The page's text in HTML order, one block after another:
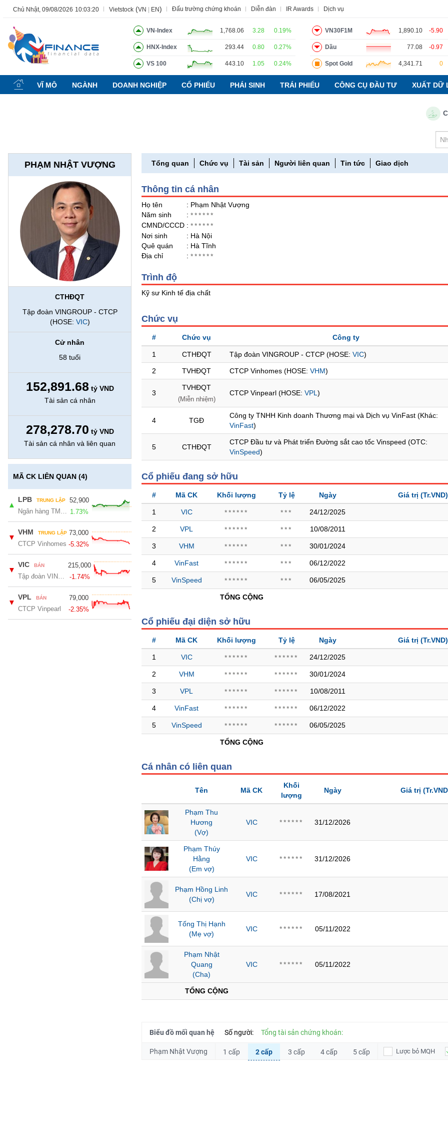
Chủ Nhật, 09/08/2026 10:03:21 Vietstock (VN EN) Đấu trường chứng khoán Diễn đàn IR Awards Dịch vụ
VN-Index 1,768.06 3.28 0.19%
HNX-Index 293.44 0.80 0.27%
VS 100 443.10 1.05 0.24%
VN30F1M 1,890.10 -5.90
Dầu 77.08 -0.97
Spot Gold 4,341.71 0
VĨ MÔ NGÀNH DOANH NGHIỆP CỔ PHIẾU PHÁI SINH TRÁI PHIẾU CÔNG CỤ ĐẦU TƯ XUẤT DỮ
Chỉ
PHẠM NHẬT VƯỢNG
CTHĐQT
Tập đoàn VINGROUP - CTCP
(HOSE: VIC)
Cử nhân
58 tuổi
152,891.68 tỷ VND
Tài sản cá nhân
278,278.70 tỷ VND
Tài sản cá nhân và liên quan
MÃ CK LIÊN QUAN (4)
▲
LPB TRUNG LẬP
Ngân hàng TMCP Lộc Phát Việt Nam
52,900
1.73%
▼
VHM TRUNG LẬP
CTCP Vinhomes
73,000
-5.32%
▼
VIC BÁN
Tập đoàn VINGROUP - CTCP
215,000
-1.74%
▼
VPL BÁN
CTCP Vinpearl
79,000
-2.35%
Tổng quan Chức vụ Tài sản Người liên quan Tin tức Giao dịch
Thông tin cá nhân
Họ tên
: Phạm Nhật Vượng
Năm sinh
:******
CMND/CCCD :******
Nơi sinh
: Hà Nội
Quê quán
: Hà Tĩnh
Địa chỉ
:******
Trình độ
Kỹ sư Kinh tế địa chất
Chức vụ
# Chức vụ Công ty
1 CTHĐQT Tập đoàn VINGROUP - CTCP (HOSE:VIC)
2 TVHĐQT CTCP Vinhomes (HOSE:VHM)
3
TVHĐQT
(Miễn nhiệm)
CTCP Vinpearl (HOSE:VPL)
4 TGĐ
Công ty TNHH Kinh doanh Thương mại và Dịch vụ VinFast (Khác:
VinFast)
5 CTHĐQT
CTCP Đầu tư và Phát triển Đường sắt cao tốc Vinspeed (OTC:
VinSpeed)
Cổ phiếu đang sở hữu
# Mã CK Khối lượng Tỷ lệ Ngày Giá trị (Tr.VND)
1 VIC ****** *** 24/12/2025
2 VPL ****** *** 10/08/2011
3 VHM ****** *** 30/01/2024
4 VinFast ****** *** 06/12/2022
5 VinSpeed ****** *** 06/05/2025
TỔNG CỘNG
Cổ phiếu đại diện sở hữu
# Mã CK Khối lượng Tỷ lệ Ngày Giá trị (Tr.VND)
1 VIC ****** ****** 24/12/2025
2 VHM ****** ****** 30/01/2024
3 VPL ****** ****** 10/08/2011
4 VinFast ****** ****** 06/12/2022
5 VinSpeed ****** ****** 06/05/2025
TỔNG CỘNG
Cá nhân có liên quan
Tên Mã CK
Khối
lượng
Ngày Giá trị
Phạm Thu
Hương
(Vợ)
VIC ****** 31/12/2026
Phạm Thúy
Hằng
(Em vợ)
VIC ****** 31/12/2026
Phạm Hồng Linh
(Chị vợ)
VIC ****** 17/08/2021
Tống Thị Hạnh
(Mẹ vợ)
VIC ****** 05/11/2022
Phạm Nhật
Quang
(Cha)
VIC ****** 05/11/2022
TỔNG CỘNG
Biểu đồ mối quan hệ Số người: Tổng tài sản chứng khoán:
Phạm Nhật Vượng 1 cấp 2 cấp 3 cấp 4 cấp 5 cấp Lược bỏ MQH
Tất cả Tính năng Ngành Mã chứng khoán Lãnh đạo Báo cáo phân tích Thuật ngữ
Tính
năng
(-)
CHỨNG
KHOÁN
DOANH
NGHIỆP
BẤT
ĐỘNG
CHÍNH
THẾ
DƯƠNG
TÀI
CHÍNH
NHÂN
PHÂN
TÍCH
VIETSTOCKFINANCE